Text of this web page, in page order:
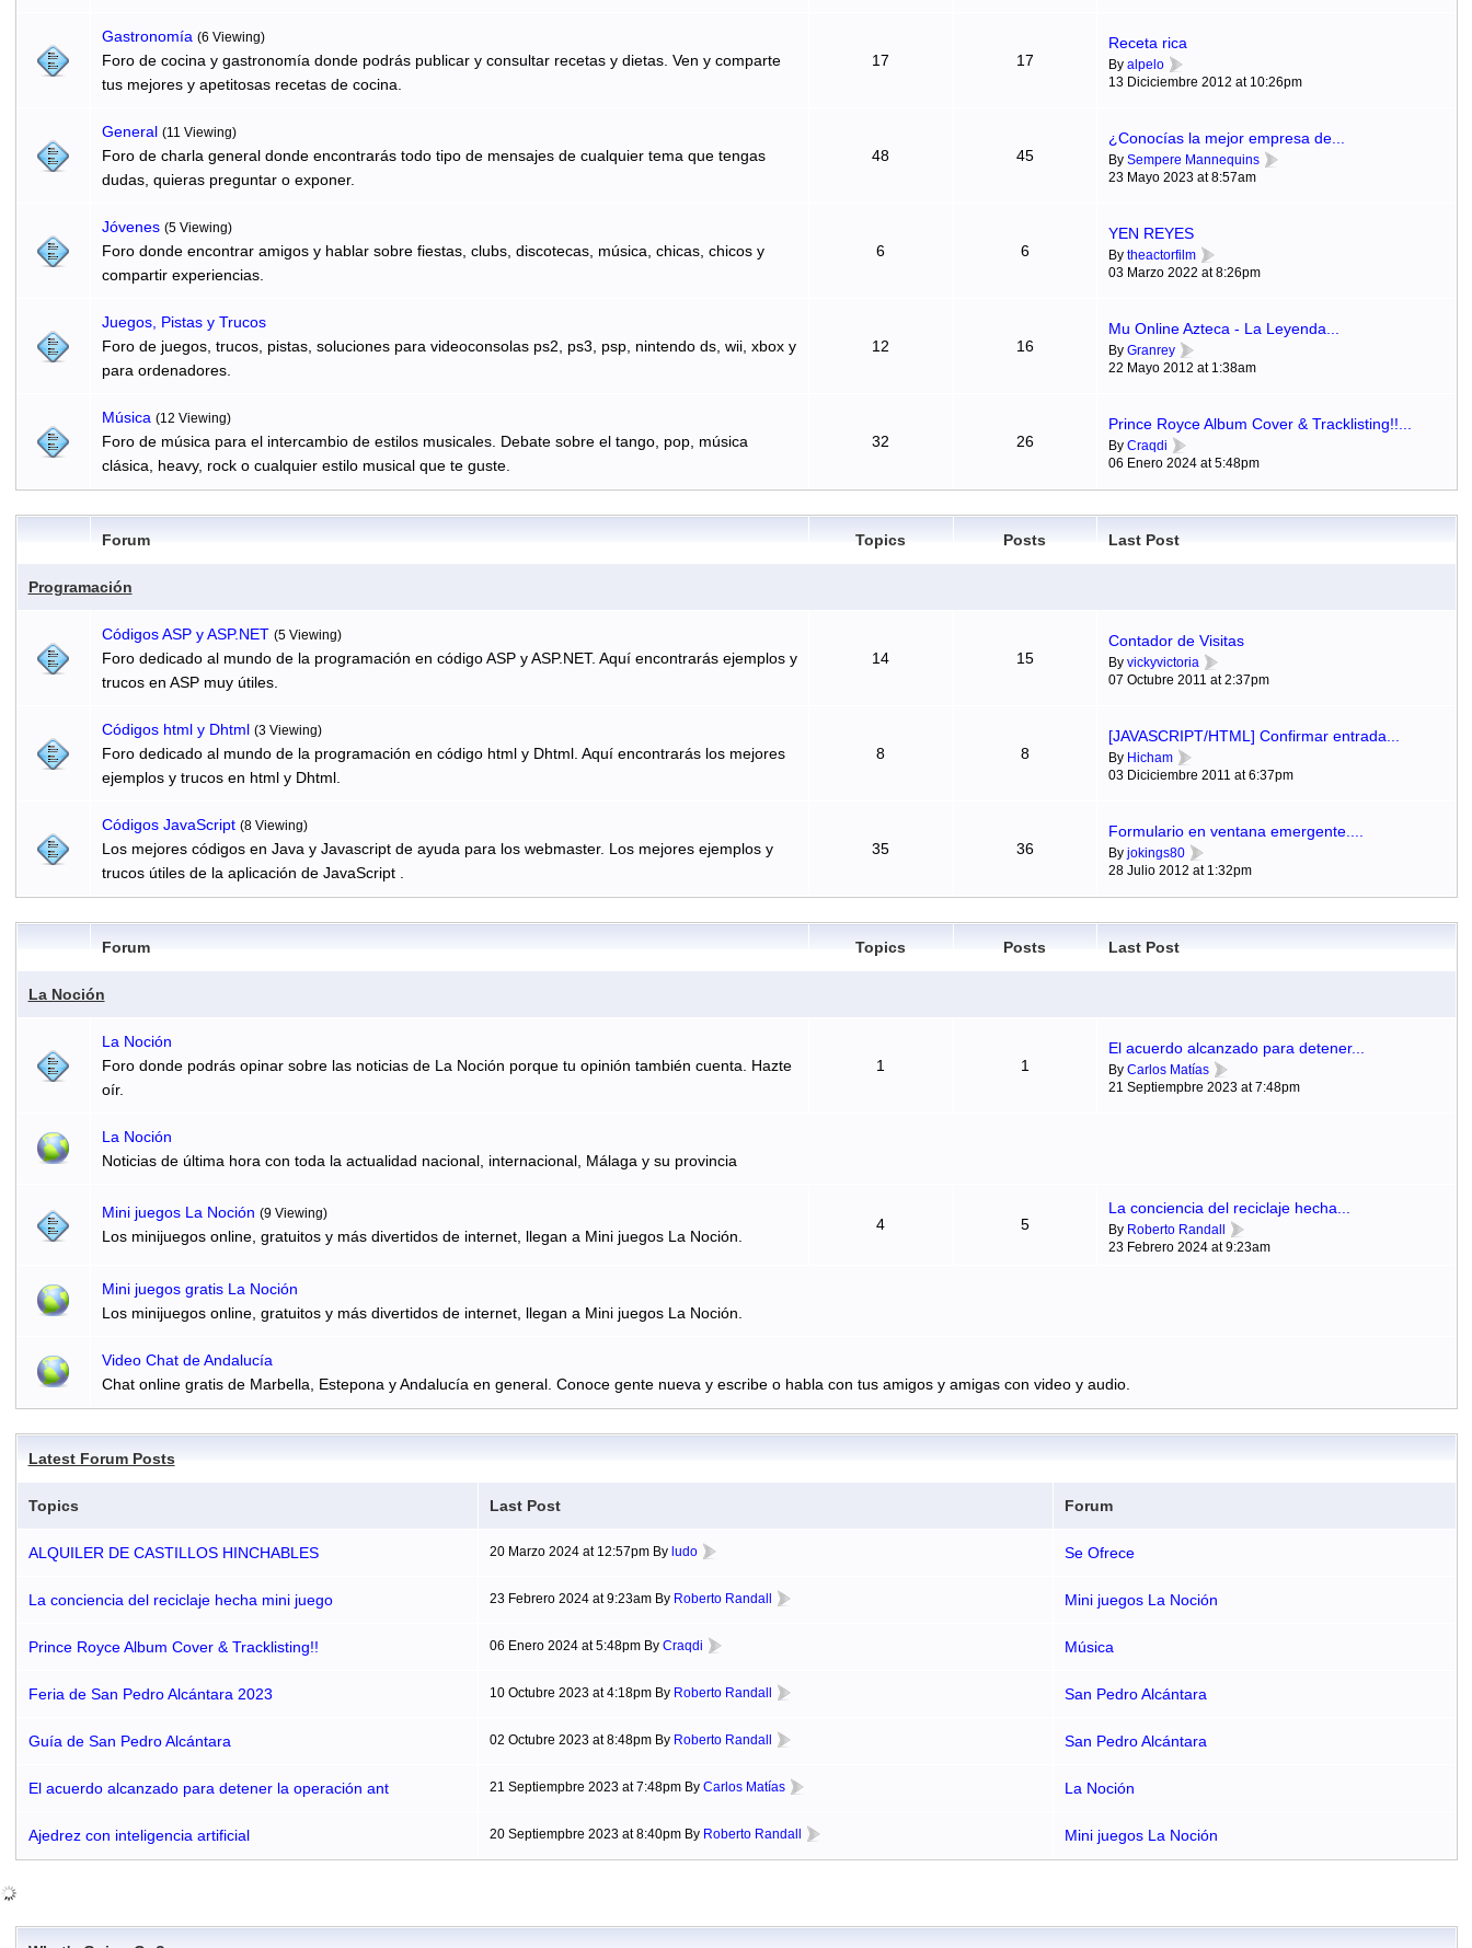
Gastronomí­a (6 Viewing)
Foro de cocina y gastronomía donde podrás publicar y consultar recetas y dietas. Ven y comparte
tus mejores y apetitosas recetas de cocina.
17 17
Receta rica
By alpelo
13 Diciciembre 2012 at 10:26pm
General (11 Viewing)
Foro de charla general donde encontrarás todo tipo de mensajes de cualquier tema que tengas
dudas, quieras preguntar o exponer.
48 45
¿Conocías la mejor empresa de...
By Sempere Mannequins
23 Mayo 2023 at 8:57am
Jóvenes (5 Viewing)
Foro donde encontrar amigos y hablar sobre fiestas, clubs, discotecas, música, chicas, chicos y
compartir experiencias.
6 6
YEN REYES
By theactorfilm
03 Marzo 2022 at 8:26pm
Juegos, Pistas y Trucos
Foro de juegos, trucos, pistas, soluciones para videoconsolas ps2, ps3, psp, nintendo ds, wii, xbox y
para ordenadores.
12 16
Mu Online Azteca - La Leyenda...
By Granrey
22 Mayo 2012 at 1:38am
Música (12 Viewing)
Foro de música para el intercambio de estilos musicales. Debate sobre el tango, pop, música
clásica, heavy, rock o cualquier estilo musical que te guste.
32 26
Prince Royce Album Cover & Tracklisting!!...
By Craqdi
06 Enero 2024 at 5:48pm
Forum Topics Posts Last Post
Programación
Códigos ASP y ASP.NET (5 Viewing)
Foro dedicado al mundo de la programación en código ASP y ASP.NET. Aquí encontrarás ejemplos y
trucos en ASP muy útiles.
14 15
Contador de Visitas
By vickyvictoria
07 Octubre 2011 at 2:37pm
Códigos html y Dhtml (3 Viewing)
Foro dedicado al mundo de la programación en código html y Dhtml. Aquí encontrarás los mejores
ejemplos y trucos en html y Dhtml.
8 8
[JAVASCRIPT/HTML] Confirmar entrada...
By Hicham
03 Diciciembre 2011 at 6:37pm
Códigos JavaScript (8 Viewing)
Los mejores códigos en Java y Javascript de ayuda para los webmaster. Los mejores ejemplos y
trucos útiles de la aplicación de JavaScript .
35 36
Formulario en ventana emergente....
By jokings80
28 Julio 2012 at 1:32pm
Forum Topics Posts Last Post
La Noción
La Noción
Foro donde podrás opinar sobre las noticias de La Noción porque tu opinión también cuenta. Hazte
oír.
1 1
El acuerdo alcanzado para detener...
By Carlos Matías
21 Septiempbre 2023 at 7:48pm
La Noción
Noticias de última hora con toda la actualidad nacional, internacional, Málaga y su provincia
Mini juegos La Noción (9 Viewing)
Los minijuegos online, gratuitos y más divertidos de internet, llegan a Mini juegos La Noción.
4 5
La conciencia del reciclaje hecha...
By Roberto Randall
23 Febrero 2024 at 9:23am
Mini juegos gratis La Noción
Los minijuegos online, gratuitos y más divertidos de internet, llegan a Mini juegos La Noción.
Video Chat de Andalucía
Chat online gratis de Marbella, Estepona y Andalucía en general. Conoce gente nueva y escribe o habla con tus amigos y amigas con video y audio.
Latest Forum Posts
Topics Last Post Forum
ALQUILER DE CASTILLOS HINCHABLES 20 Marzo 2024 at 12:57pm By ludo Se Ofrece
La conciencia del reciclaje hecha mini juego 23 Febrero 2024 at 9:23am By Roberto Randall Mini juegos La Noción
Prince Royce Album Cover & Tracklisting!! 06 Enero 2024 at 5:48pm By Craqdi Música
Feria de San Pedro Alcántara 2023 10 Octubre 2023 at 4:18pm By Roberto Randall San Pedro Alcántara
Guía de San Pedro Alcántara 02 Octubre 2023 at 8:48pm By Roberto Randall San Pedro Alcántara
El acuerdo alcanzado para detener la operación ant 21 Septiempbre 2023 at 7:48pm By Carlos Matías La Noción
Ajedrez con inteligencia artificial 20 Septiempbre 2023 at 8:40pm By Roberto Randall Mini juegos La Noción